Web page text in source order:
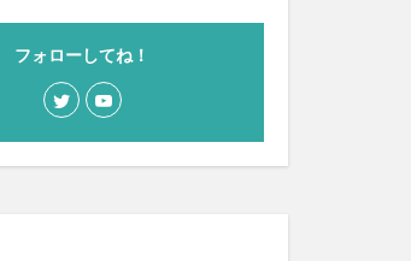
フォローしてね！